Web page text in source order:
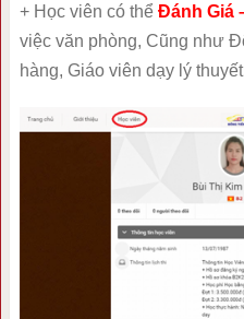
+ Học viên có thể Đánh Giá
việc văn phòng, Cũng như
hàng, Giáo viên dạy lý